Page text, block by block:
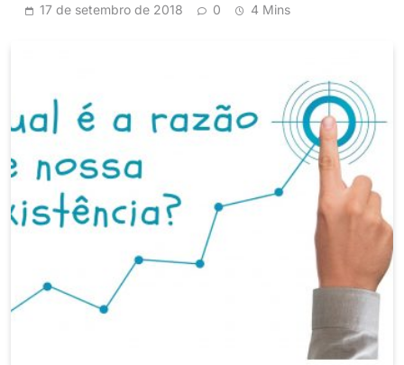
17 de setembro de 2018 0 4 Mins